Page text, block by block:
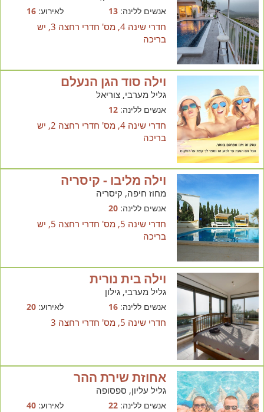
אנשים ללינה:13 לאירוע:16
חדרי שינה 4, מס' חדרי רחצה 3, יש
בריכה
וילה סוד הגן הנעלם
גליל מערבי, צוריאל
אנשים ללינה:12
חדרי שינה 4, מס' חדרי רחצה 2, יש
בריכה
וילה מליבו - קיסריה
מחוז חיפה, קיסריה
אנשים ללינה:20
חדרי שינה 5, מס' חדרי רחצה 5, יש
בריכה
וילה בית נורית
גליל מערבי, גילון
אנשים ללינה:16 לאירוע:20
חדרי שינה 5, מס' חדרי רחצה 3
אחוזת שירת ההר
גליל עליון, ספסופה
אנשים ללינה:22 לאירוע:40